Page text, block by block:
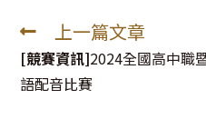
Read
more
articles
上一篇文章
[競賽資訊]2024全國高中職
語配音比賽